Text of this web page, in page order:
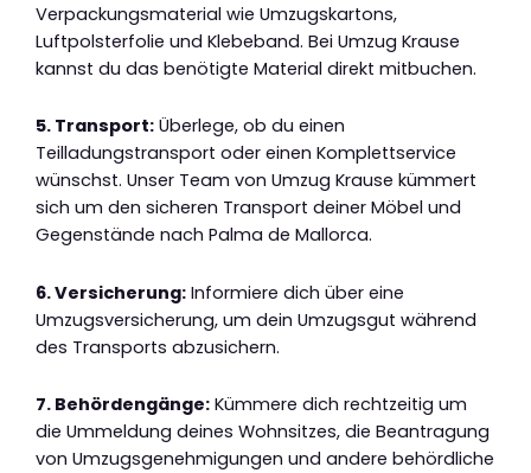
Verpackungsmaterial wie Umzugskartons,
Luftpolsterfolie und Klebeband. Bei Umzug Krause
kannst du das benötigte Material direkt mitbuchen.
5. Transport: Überlege, ob du einen
Teilladungstransport oder einen Komplettservice
wünschst. Unser Team von Umzug Krause kümmert
sich um den sicheren Transport deiner Möbel und
Gegenstände nach Palma de Mallorca.
6. Versicherung: Informiere dich über eine
Umzugsversicherung, um dein Umzugsgut während
des Transports abzusichern.
7. Behördengänge: Kümmere dich rechtzeitig um
die Ummeldung deines Wohnsitzes, die Beantragung
von Umzugsgenehmigungen und andere behördliche